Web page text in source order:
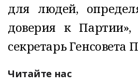
для людей,
доверия к
секретарь Генсовета
Читайте нас